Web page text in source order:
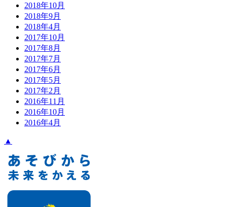
2018年10月
2018年9月
2018年4月
2017年10月
2017年8月
2017年7月
2017年6月
2017年5月
2017年2月
2016年11月
2016年10月
2016年4月
▲